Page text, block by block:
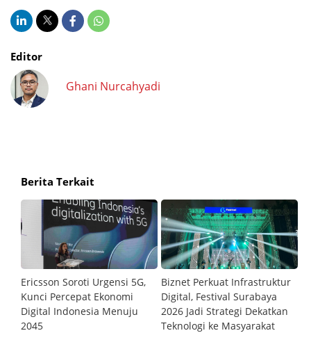
Editor
Ghani Nurcahyadi
Berita Terkait
Ericsson Soroti Urgensi 5G,
Kunci Percepat Ekonomi
Digital Indonesia Menuju
2045
Biznet Perkuat Infrastruktur
Digital, Festival Surabaya
2026 Jadi Strategi Dekatkan
Teknologi ke Masyarakat